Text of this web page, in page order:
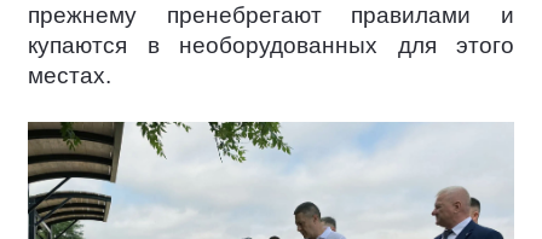
прежнему пренебрегают правилами и
купаются в необорудованных для этого
местах.